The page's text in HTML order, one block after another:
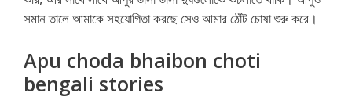
সমান তালে আমাকে সহযোগিতা করছে সেও আমার ঠোঁট চোষা শুরু করে।
Apu choda bhaibon choti
bengali stories